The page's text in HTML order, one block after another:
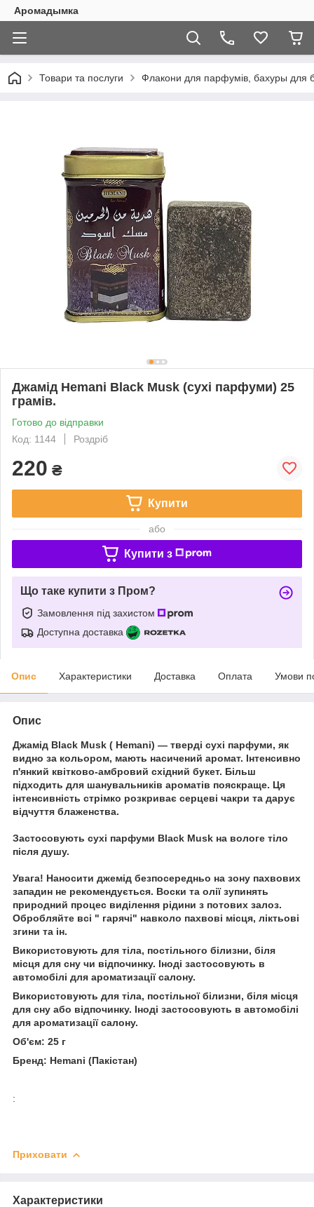
Аромадымка
Товари та послуги Флакони для парфумів, бахуры для
Джамід Hemani Black Musk (сухі парфуми) 25
грамів.
Готово до відправки
Код: 1144
Роздріб
220 ₴
Купити
або
Купити з
Що таке купити з Пром?
Замовлення під захистом
Доступна доставка
Опис Характеристики Доставка Оплата Умови
Опис
Джамід Black Musk ( Hemani) — тверді сухі парфуми, як
видно за кольором, мають насичений аромат. Інтенсивно
п'янкий квітково-амбровий східний букет. Більш
підходить для шанувальників ароматів пояскраще. Ця
інтенсивність стрімко розкриває серцеві чакри та дарує
відчуття блаженства.
Застосовують сухі парфуми Black Musk на вологе тіло
після душу.
Увага! Наносити джемід безпосередньо на зону пахвових
западин не рекомендується. Воски та олії зупинять
природний процес виділення рідини з потових залоз.
Обробляйте всі " гарячі" навколо пахвові місця, ліктьові
згини та ін.
Використовують для тіла, постільного білизни, біля
місця для сну чи відпочинку. Іноді застосовують в
автомобілі для ароматизації салону.
Використовують для тіла, постільної білизни, біля місця
для сну або відпочинку. Іноді застосовують в автомобілі
для ароматизації салону.
Об'єм: 25 г
Бренд: Hemani (Пакістан)
:
Приховати
Характеристики